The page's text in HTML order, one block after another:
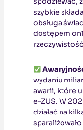
szybkie
obsługa
dostępem
wydaniu
awarii, które
e-ZUS. W
działać na